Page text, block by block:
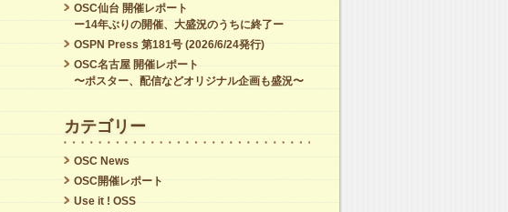
OSC仙台 開催レポート
ー14年ぶりの開催、大盛況のうちに終了ー
OSPN Press 第181号 (2026/6/24発行)
OSC名古屋 開催レポート
〜ポスター、配信などオリジナル企画も盛況〜
カテゴリー
OSC News
OSC開催レポート
Use it ! OSS